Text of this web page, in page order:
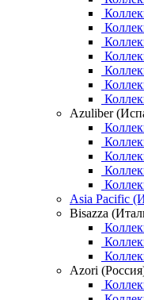
Azuliber
Asia Pacific
Bisazza
Azori